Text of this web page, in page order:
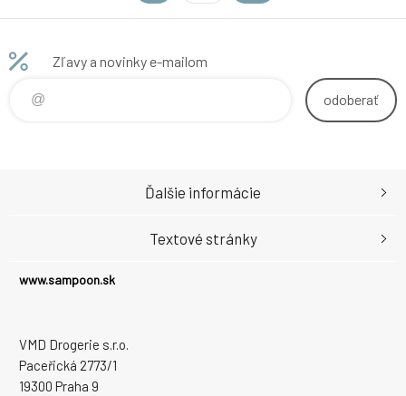
praktickému dávkovaču je
vo verejných priestoroch.
Zľavy a novinky e-mailom
odoberať
www.sampoon.sk
VMD Drogerie s.r.o.
Paceřická 2773/1
19300 Praha 9
Ďalšie informácie
Textové stránky